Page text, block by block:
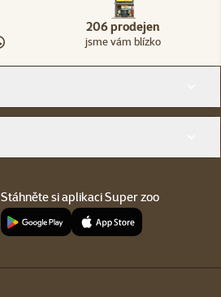
206 prodejen
jsme vám blízko
Stáhněte si aplikaci Super zoo